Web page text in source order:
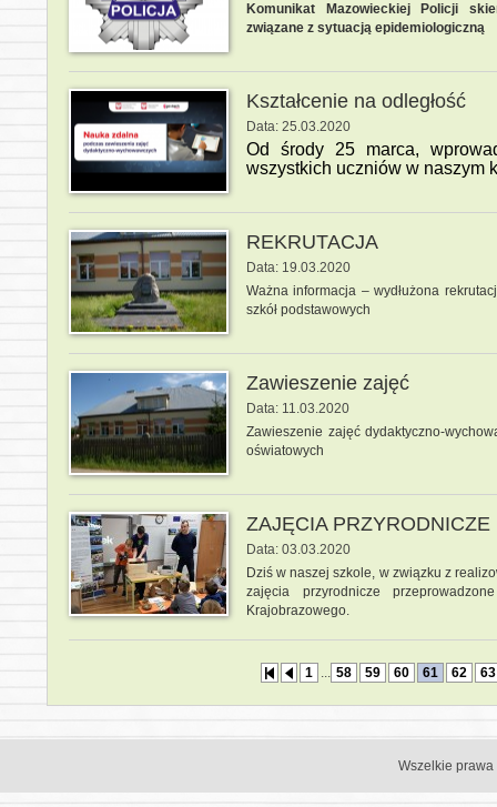
Komunikat Mazowieckiej Policji
związane z sytuacją epidemiologiczną
Kształcenie na odległość
Data: 25.03.2020
Od środy 25 marca,
wszystkich uczniów w naszym
REKRUTACJA
Data: 19.03.2020
Ważna informacja – wydłużona
szkół podstawowych
Zawieszenie zajęć
Data: 11.03.2020
Zawieszenie zajęć dydaktyczno-
oświatowych
ZAJĘCIA PRZYRODNICZE
Data: 03.03.2020
Dziś w naszej szkole, w związku z
zajęcia przyrodnicze
Krajobrazowego.
1 ... 58 59 60 61 62 63
Wszelkie prawa